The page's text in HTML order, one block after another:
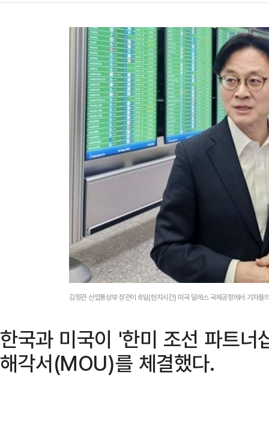
김정관 산업통상부 장관이 6일(현지시간) 미국 덜레스 국제공항에서 기자
한국과 미국이 '한미 조선 파트
해각서(MOU)를 체결했다.